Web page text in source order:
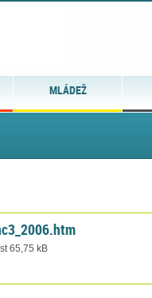
MLÁDEŽ
65,75 kB